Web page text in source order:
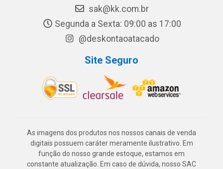
sak@kk.com.br
Segunda a Sexta: 09:00 as 17:00
@deskontaoatacado
Site Seguro
As imagens dos produtos nos nossos canais de venda
digitais possuem caráter meramente ilustrativo. Em
função do nosso grande estoque, estamos em
constante atualização. Em caso de dúvida, nosso SAC